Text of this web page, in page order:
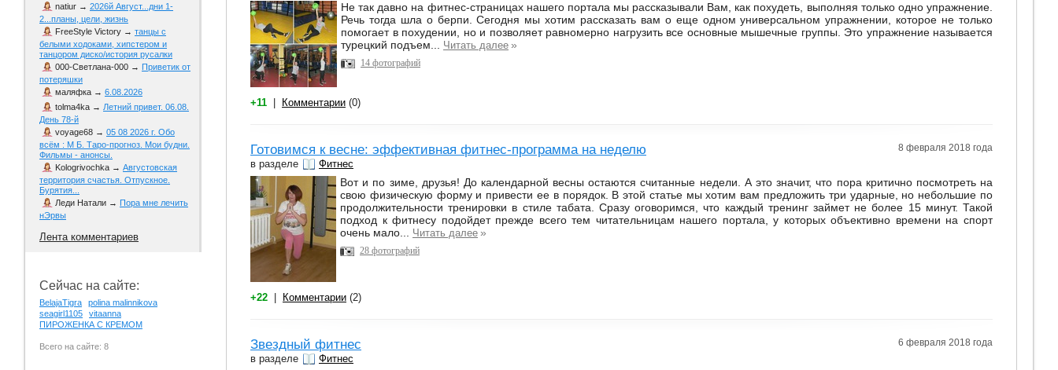
Не так давно на фитнес-страницах нашего портала мы рассказывали Вам, как похудеть, выполняя только одно упражнение.
Речь тогда шла о берпи. Сегодня мы хотим рассказать вам о еще одном универсальном упражнении, которое не только
помогает в похудении, но и позволяет равномерно нагрузить все основные мышечные группы. Это упражнение называется
турецкий подъем... Читать далее »
14 фотографий
+11 Комментарии (0)
Готовимся к весне: эффективная фитнес-программа на неделю
в разделе Фитнес
8 февраля 2018 года
Вот и по зиме, друзья! До календарной весны остаются считанные недели. А это значит, что пора критично посмотреть на
свою физическую форму и привести ее в порядок. В этой статье мы хотим вам предложить три ударные, но небольшие по
продолжительности тренировки в стиле табата. Сразу оговоримся, что каждый тренинг займет не более 15 минут. Такой
подход к фитнесу подойдет прежде всего тем читательницам нашего портала, у которых объективно времени на спорт
очень мало... Читать далее »
28 фотографий
+22 Комментарии (2)
Звездный фитнес
в разделе Фитнес
6 февраля 2018 года
natiur → 2026й Август...дни 1-
2...планы, цели, жизнь
FreeStyle Victory → танцы с
белыми ходоками, хипстером и
танцором диско/история русалки
000-Светлана-000 → Приветик от
потеряшки
маляфка → 6.08.2026
tolma4ka → Летний привет. 06.08.
День 78-й
voyage68 → 05 08 2026 г. Обо
всём : М Б. Таро-прогноз. Мои будни.
Фильмы - анонсы.
Kologrivochka → Августовская
территория счастья. Отпускное.
Бурятия...
Леди Натали → Пора мне лечить
нЭрвы
Лента комментариев
Сейчас на сайте:
BelajaTigra
polina malinnikova
seagirl1105
vitaanna
ПИРОЖЕНКА С КРЕМОМ
Всего на сайте: 8